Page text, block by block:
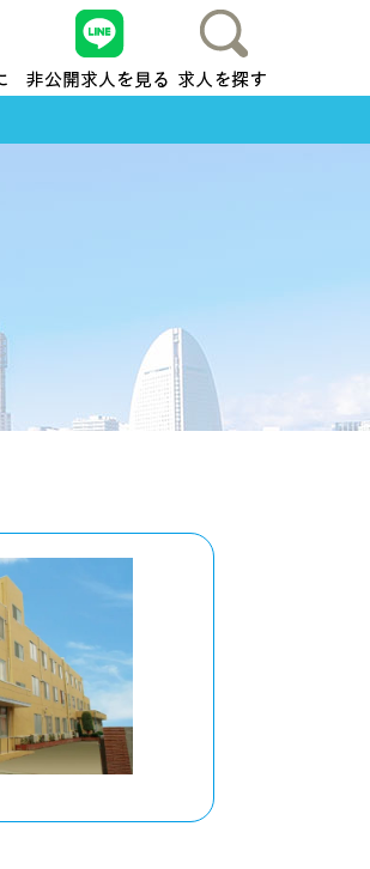
はじめに 友だち追加